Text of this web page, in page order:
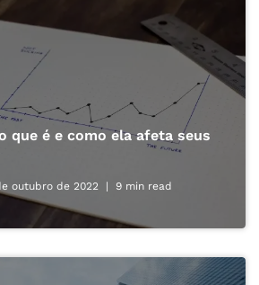
que é e como ela afeta seus
outubro de 2022 9 min read